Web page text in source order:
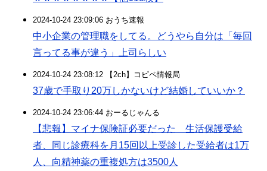
2024-10-24 23:09:06 おうち速報
中小企業の管理職をしてる。どうやら自分は「毎回
言ってる事が違う」上司らしい
2024-10-24 23:08:12 【2ch】コピペ情報局
37歳で手取り20万しかないけど結婚していいか？
2024-10-24 23:06:44 おーるじゃんる
【悲報】マイナ保険証必要だった 生活保護受給
者、同じ診療科を月15回以上受診した受給者は1万
人、向精神薬の重複処方は3500人